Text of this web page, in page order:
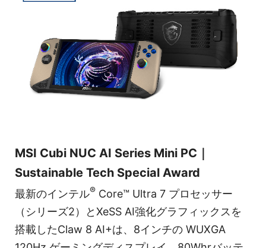
MSI Cubi NUC AI Series Mini PC｜
Sustainable Tech Special Award
最新のインテル® Core™ Ultra 7 プロセッサー
（シリーズ2）とXeSS AI強化グラフィックスを
搭載したClaw 8 AI+は、8インチの WUXGA